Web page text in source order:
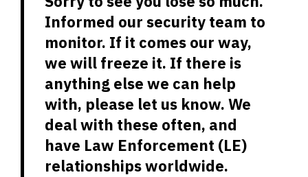
Informed our security team to
monitor. If it comes our way,
we will freeze it. If there is
anything else we can help
with, please let us know. We
deal with these often, and
have Law Enforcement (LE)
relationships worldwide.